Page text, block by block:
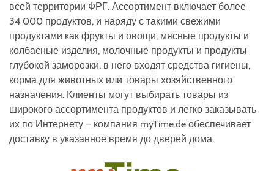
всей территории ФРГ. Ассортимент включает более
34 000 продуктов, и наряду с такими свежими
продуктами как фрукты и овощи, мясные продукты и
колбасные изделия, молочные продукты и продукты
глубокой заморозки, в него входят средства гигиены,
корма для животных или товары хозяйственного
назначения. Клиенты могут выбирать товары из
широкого ассортимента продуктов и легко заказывать
их по Интернету – компания myTime.de обеспечивает
доставку в указанное время до дверей дома.